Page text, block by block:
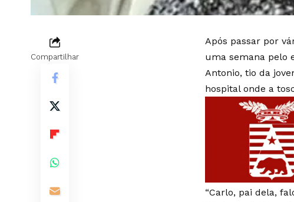
Compartilhar
Após passar por
uma semana pelo
Antonio, tio da
hospital onde a
“Carlo, pai dela,